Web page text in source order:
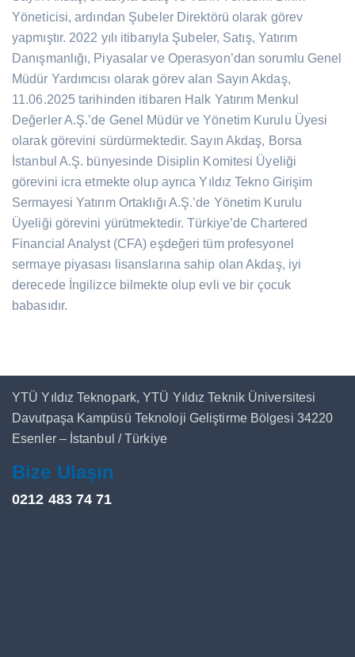
Yöneticisi, ardından Şubeler Direktörü olarak görev
yapmıştır. 2022 yılı itibarıyla Şubeler, Satış, Yatırım
Danışmanlığı, Piyasalar ve Operasyon’dan sorumlu Genel
Müdür Yardımcısı olarak görev alan Sayın Akdaş,
11.06.2025 tarihinden itibaren Halk Yatırım Menkul
Değerler A.Ş.’de Genel Müdür ve Yönetim Kurulu Üyesi
olarak görevini sürdürmektedir. Sayın Akdaş, Borsa
İstanbul A.Ş. bünyesinde Disiplin Komitesi Üyeliği
görevini icra etmekte olup ayrıca Yıldız Tekno Girişim
Sermayesi Yatırım Ortaklığı A.Ş.’de Yönetim Kurulu
Üyeliği görevini yürütmektedir. Türkiye’de Chartered
Financial Analyst (CFA) eşdeğeri tüm profesyonel
sermaye piyasası lisanslarına sahip olan Akdaş, iyi
derecede İngilizce bilmekte olup evli ve bir çocuk
babasıdır.
YTÜ Yıldız Teknopark, YTÜ Yıldız Teknik Üniversitesi
Davutpaşa Kampüsü Teknoloji Geliştirme Bölgesi 34220
Esenler – İstanbul / Türkiye
Bize Ulaşın
0212 483 74 71